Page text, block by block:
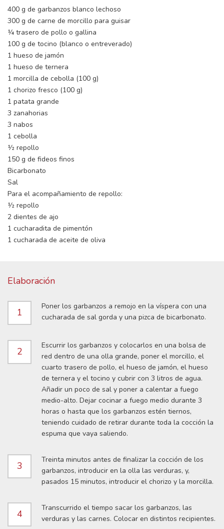
400 g de garbanzos blanco lechoso
300 g de carne de morcillo para guisar
¼ trasero de pollo o gallina
100 g de tocino (blanco o entreverado)
1 hueso de jamón
1 hueso de ternera
1 morcilla de cebolla (100 g)
1 chorizo fresco (100 g)
1 patata grande
3 zanahorias
3 nabos
1 cebolla
½ repollo
150 g de fideos finos
Bicarbonato
Sal
Para el acompañamiento de repollo:
½ repollo
2 dientes de ajo
1 cucharadita de pimentón
1 cucharada de aceite de oliva
Elaboración
1
Poner los garbanzos a remojo en la víspera con una
cucharada de sal gorda y una pizca de bicarbonato.
2
Escurrir los garbanzos y colocarlos en una bolsa de
red dentro de una olla grande, poner el morcillo, el
cuarto trasero de pollo, el hueso de jamón, el hueso
de ternera y el tocino y cubrir con 3 litros de agua.
Añadir un poco de sal y poner a calentar a fuego
medio-alto. Dejar cocinar a fuego medio durante 3
horas o hasta que los garbanzos estén tiernos,
teniendo cuidado de retirar durante toda la cocción la
espuma que vaya saliendo.
3
Treinta minutos antes de finalizar la cocción de los
garbanzos, introducir en la olla las verduras, y,
pasados 15 minutos, introducir el chorizo y la morcilla.
4
Transcurrido el tiempo sacar los garbanzos, las
verduras y las carnes. Colocar en distintos recipientes.